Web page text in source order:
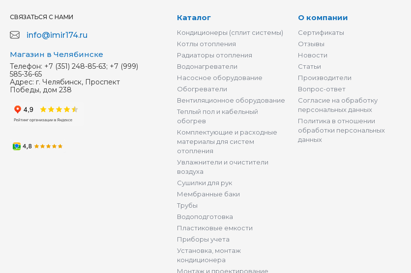
СВЯЗАТЬСЯ С НАМИ
info@imir174.ru
Магазин в Челябинске
Телефон: +7 (351) 248-85-63; +7 (999)
585-36-65
Адрес: г. Челябинск, Проспект
Победы, дом 238
Каталог
Кондиционеры (сплит системы)
Котлы отопления
Радиаторы отопления
Водонагреватели
Насосное оборудование
Обогреватели
Вентиляционное оборудование
Теплый пол и кабельный
обогрев
Комплектующие и расходные
материалы для систем
отопления
Увлажнители и очистители
воздуха
Сушилки для рук
Мембранные баки
Трубы
Водоподготовка
Пластиковые емкости
Приборы учета
Установка, монтаж
кондиционера
Монтаж и проектирование
О компании
Сертификаты
Отзывы
Новости
Статьи
Производители
Вопрос-ответ
Согласие на обработку
персональных данных
Политика в отношении
обработки персональных
данных